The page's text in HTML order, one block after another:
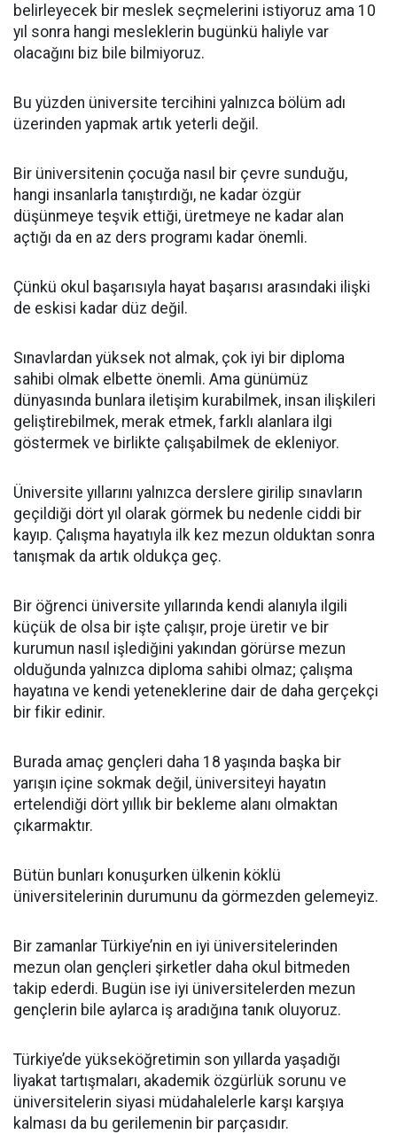
belirleyecek bir meslek seçmelerini istiyoruz ama 10
yıl sonra hangi mesleklerin bugünkü haliyle var
olacağını biz bile bilmiyoruz.
Bu yüzden üniversite tercihini yalnızca bölüm adı
üzerinden yapmak artık yeterli değil.
Bir üniversitenin çocuğa nasıl bir çevre sunduğu,
hangi insanlarla tanıştırdığı, ne kadar özgür
düşünmeye teşvik ettiği, üretmeye ne kadar alan
açtığı da en az ders programı kadar önemli.
Çünkü okul başarısıyla hayat başarısı arasındaki ilişki
de eskisi kadar düz değil.
Sınavlardan yüksek not almak, çok iyi bir diploma
sahibi olmak elbette önemli. Ama günümüz
dünyasında bunlara iletişim kurabilmek, insan ilişkileri
geliştirebilmek, merak etmek, farklı alanlara ilgi
göstermek ve birlikte çalışabilmek de ekleniyor.
Üniversite yıllarını yalnızca derslere girilip sınavların
geçildiği dört yıl olarak görmek bu nedenle ciddi bir
kayıp. Çalışma hayatıyla ilk kez mezun olduktan sonra
tanışmak da artık oldukça geç.
Bir öğrenci üniversite yıllarında kendi alanıyla ilgili
küçük de olsa bir işte çalışır, proje üretir ve bir
kurumun nasıl işlediğini yakından görürse mezun
olduğunda yalnızca diploma sahibi olmaz; çalışma
hayatına ve kendi yeteneklerine dair de daha gerçekçi
bir fikir edinir.
Burada amaç gençleri daha 18 yaşında başka bir
yarışın içine sokmak değil, üniversiteyi hayatın
ertelendiği dört yıllık bir bekleme alanı olmaktan
çıkarmaktır.
Bütün bunları konuşurken ülkenin köklü
üniversitelerinin durumunu da görmezden gelemeyiz.
Bir zamanlar Türkiye’nin en iyi üniversitelerinden
mezun olan gençleri şirketler daha okul bitmeden
takip ederdi. Bugün ise iyi üniversitelerden mezun
gençlerin bile aylarca iş aradığına tanık oluyoruz.
Türkiye’de yükseköğretimin son yıllarda yaşadığı
liyakat tartışmaları, akademik özgürlük sorunu ve
üniversitelerin siyasi müdahalelerle karşı karşıya
kalması da bu gerilemenin bir parçasıdır.